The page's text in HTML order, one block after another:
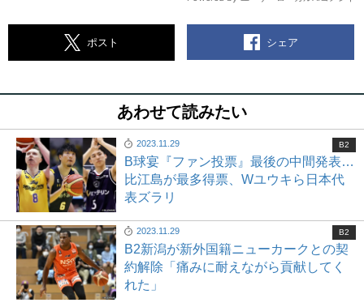
ポスト シェア
あわせて読みたい
2023.11.29
B球宴『ファン投票』最後の中間発表…
比江島が最多得票、Wユウキら日本代
表ズラリ
B2
2023.11.29
B2新潟が新外国籍ニューカークとの契
約解除「痛みに耐えながら貢献してく
れた」
B2